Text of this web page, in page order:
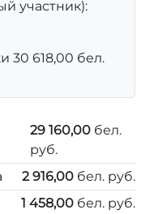
участник):
30 618,00 бел.
29 160,00бел.
руб.
2 916,00 бел. руб.
1 458,00 бел. руб.